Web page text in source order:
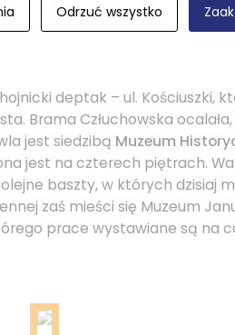
deptak – ul. Kościuszki,
Brama Człuchowska ocalała,
jest siedzibą Muzeum
jest na czterech piętrach.
baszty, w których dzisiaj
zaś mieści się Muzeum
prace wystawiane są na
Odrzuć wszystko